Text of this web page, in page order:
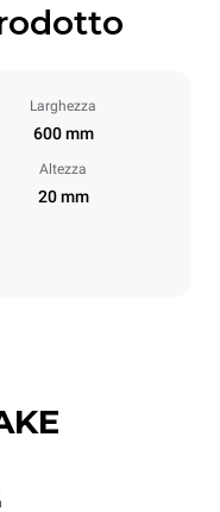
Larghezza
600 mm
Altezza
20 mm